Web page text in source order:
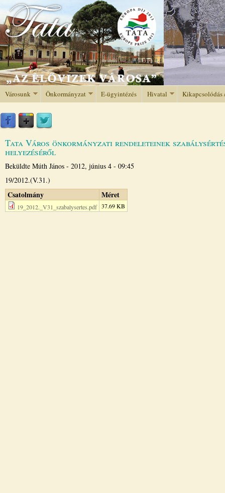
Jump to navigation
Városunk Önkormányzat E-ügyintézés Hivatal Kikapcsolódás
Tata Város önkormányzati rendeleteinek
helyezéséről
Beküldte Múth János - 2012, június 4 - 09:45
19/2012.(V.31.)
Csatolmány Méret
19_2012._V31_szabalysertes.pdf 37.69 KB